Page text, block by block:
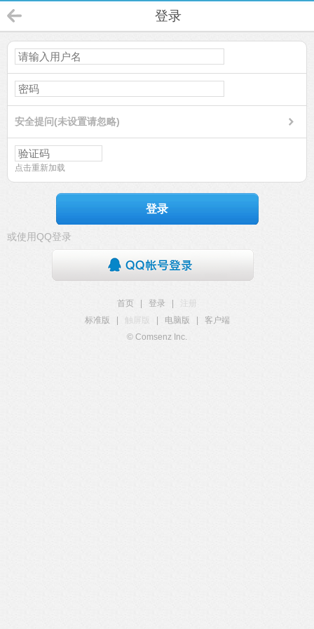
登录
安全提问(未设置请忽略)
点击重新加载
登录
或使用QQ登录
首页 登录
注册
标准版
触屏版 电脑版
客户端
© Comsenz Inc.